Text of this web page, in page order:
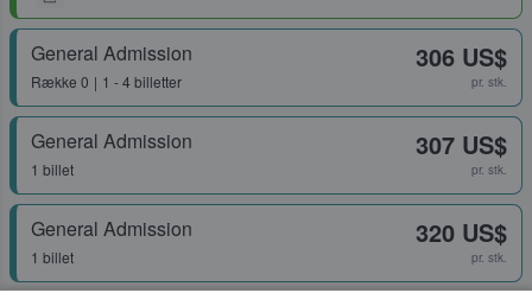
General Admission
Række 0 1 - 4 billetter
306 US$
pr. stk.
General Admission
1 billet
307 US$
pr. stk.
General Admission
1 billet
320 US$
pr. stk.